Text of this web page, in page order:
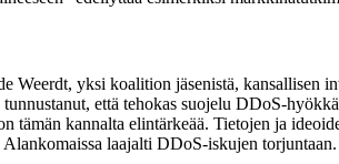
yksi koalition jäsenistä, kansallisen
että tehokas suojelu DDoS-
kannalta elintärkeää. Tietojen ja
laajalti DDoS-iskujen torjuntaan.